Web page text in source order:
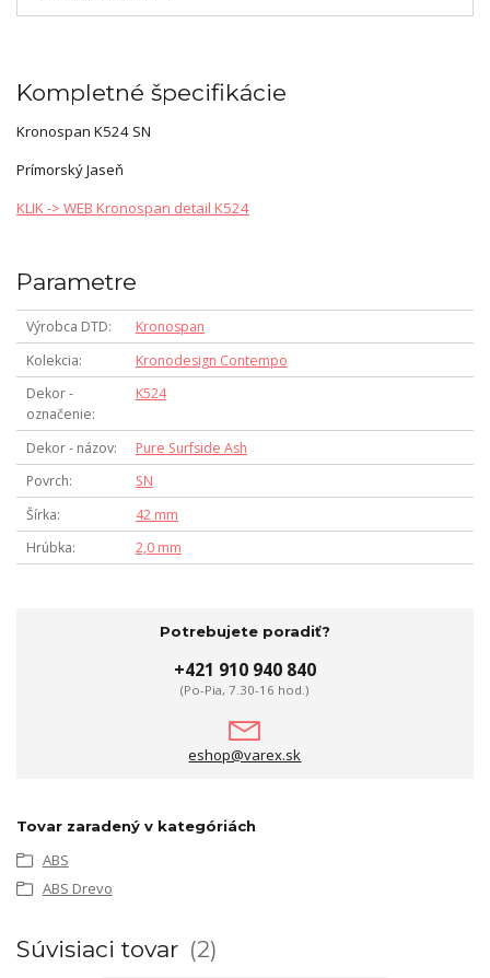
Kompletné špecifikácie
Kronospan K524 SN
Prímorský Jaseň
KLIK -> WEB Kronospan detail K524
Parametre
Výrobca DTD
Kronospan
Kolekcia
Kronodesign Contempo
Dekor -
označenie
K524
Dekor - názov
Pure Surfside Ash
Povrch
SN
Šírka
42 mm
Hrúbka
2,0 mm
Potrebujete poradiť?
+421 910 940 840
(Po-Pia, 7.30-16 hod.)
eshop@varex.sk
Tovar zaradený v kategóriách
ABS
ABS Drevo
Súvisiaci tovar 2